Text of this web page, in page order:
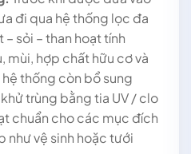
đi qua hệ thống lọc đa
sỏi – than hoạt tính
mùi, hợp chất hữu cơ và
hệ thống còn bổ sung
trùng bằng tia UV / clo
chuẩn cho các mục đích
như vệ sinh hoặc tưới